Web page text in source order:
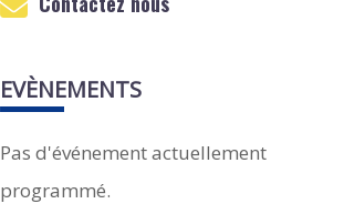
EVÈNEMENTS
Pas d'événement actuellement
programmé.